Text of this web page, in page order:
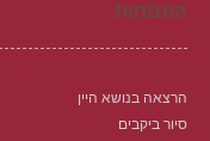
התמחות
הרצאה בנושא היין
סיור ביקבים